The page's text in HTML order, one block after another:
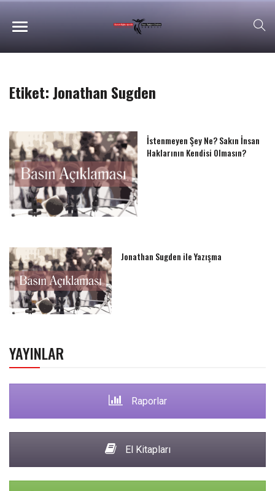
Etiket:Jonathan Sugden
İstenmeyen Şey Ne? Sakın İnsan
Haklarının Kendisi Olmasın?
Jonathan Sugden ile Yazışma
YAYINLAR
Raporlar
El Kitapları